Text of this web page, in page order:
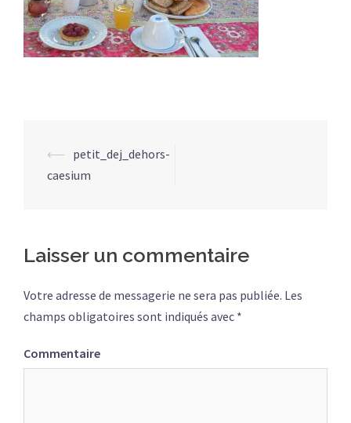
Navigation
d’article
⟵ petit_dej_dehors-
caesium
Laisser un commentaire
Votre adresse de messagerie ne sera pas publiée. Les
champs obligatoires sont indiqués avec *
Commentaire